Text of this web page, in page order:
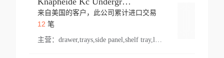
来自美国的客户，此公司累计进口交易
12 笔
主营：